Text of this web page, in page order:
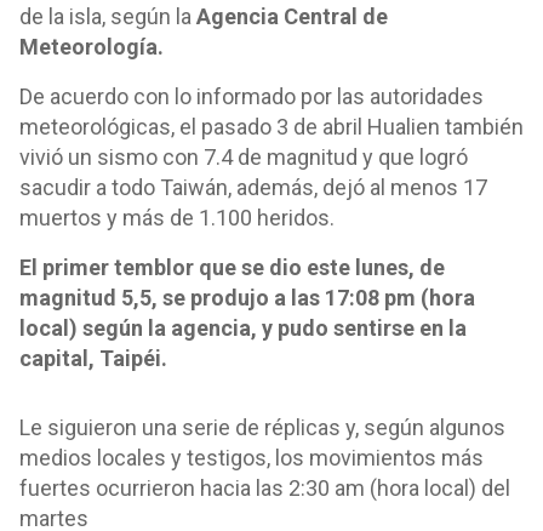
de la isla, según la Agencia Central de
Meteorología.
De acuerdo con lo informado por las autoridades
meteorológicas, el pasado 3 de abril Hualien también
vivió un sismo con 7.4 de magnitud y que logró
sacudir a todo Taiwán, además, dejó al menos 17
muertos y más de 1.100 heridos.
El primer temblor que se dio este lunes, de
magnitud 5,5, se produjo a las 17:08 pm (hora
local) según la agencia, y pudo sentirse en la
capital, Taipéi.
Le siguieron una serie de réplicas y, según algunos
medios locales y testigos, los movimientos más
fuertes ocurrieron hacia las 2:30 am (hora local) del
martes